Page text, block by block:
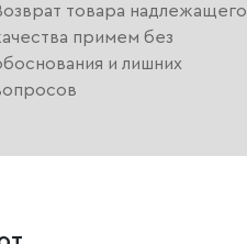
товара надлежащего
примем без
и лишних